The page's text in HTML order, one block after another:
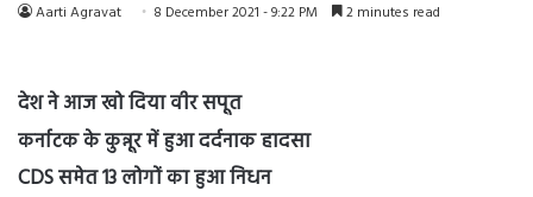
Aarti Agravat 8 December 2021 - 9:22 PM 2 minutes read
देश ने आज खो दिया वीर सपूत
कर्नाटक के कुन्नूर में हुआ दर्दनाक हादसा
CDSसमेत 13 लोगों का हुआ निधन